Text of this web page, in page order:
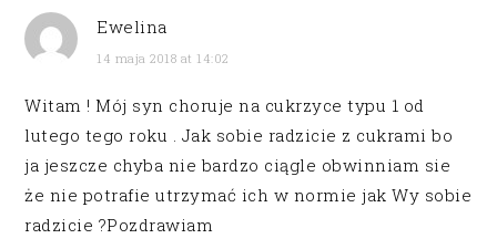
Ewelina
14 maja 2018 at 14:02
Witam ! Mój syn choruje na cukrzyce typu 1 od
lutego tego roku . Jak sobie radzicie z cukrami bo
ja jeszcze chyba nie bardzo ciągle obwinniam sie
że nie potrafie utrzymać ich w normie jak Wy sobie
radzicie ?Pozdrawiam